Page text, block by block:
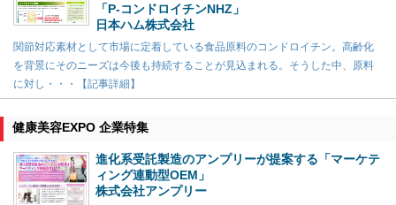
「P-コンドロイチンNHZ」
日本ハム株式会社
関節対応素材として市場に定着している食品原料のコンドロイチン。高齢化
を背景にそのニーズは今後も持続することが見込まれる。そうした中、原料
に対し・・・【記事詳細】
健康美容EXPO 企業特集
進化系受託製造のアンプリーが提案する「マーケテ
ィング連動型OEM」
株式会社アンプリー